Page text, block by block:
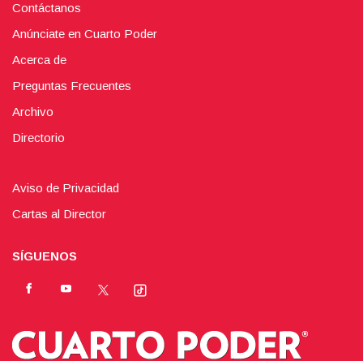
Contáctanos
Anúnciate en Cuarto Poder
Acerca de
Preguntas Frecuentes
Archivo
Directorio
Aviso de Privacidad
Cartas al Director
SÍGUENOS